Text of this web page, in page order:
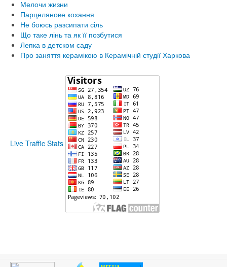
Мелочи жизни
Парцелянове кохання
Не боюсь разсипати сіль
Що таке лінь та як її позбутися
Лепка в детском саду
Про заняття керамікою в Керамічній студії Харкова
Live Traffic Stats